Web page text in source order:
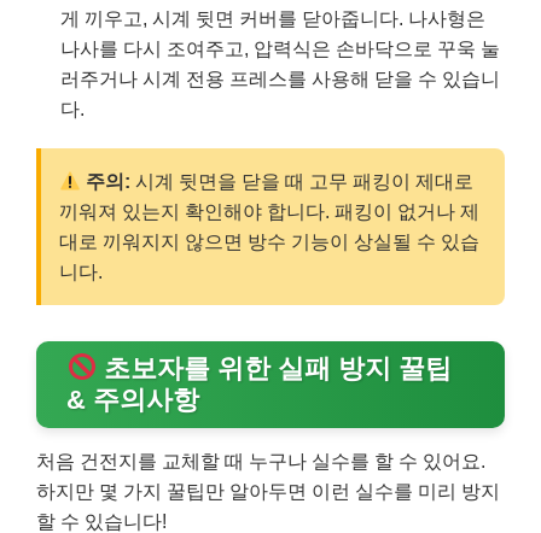
게 끼우고, 시계 뒷면 커버를 닫아줍니다. 나사형은
나사를 다시 조여주고, 압력식은 손바닥으로 꾸욱 눌
러주거나 시계 전용 프레스를 사용해 닫을 수 있습니
다.
주의: 시계 뒷면을 닫을 때 고무 패킹이 제대로
끼워져 있는지 확인해야 합니다. 패킹이 없거나 제
대로 끼워지지 않으면 방수 기능이 상실될 수 있습
니다.
초보자를 위한 실패 방지 꿀팁
& 주의사항
처음 건전지를 교체할 때 누구나 실수를 할 수 있어요.
하지만 몇 가지 꿀팁만 알아두면 이런 실수를 미리 방지
할 수 있습니다!